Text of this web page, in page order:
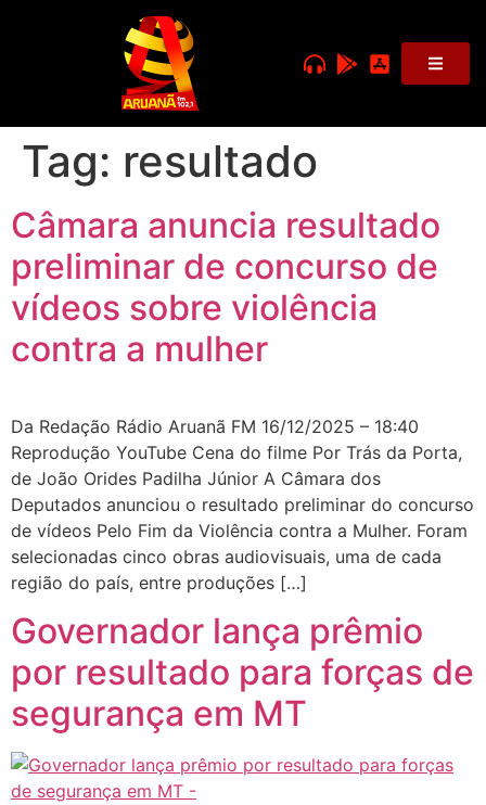
Tag: resultado
Câmara anuncia resultado
preliminar de concurso de
vídeos sobre violência
contra a mulher
Da Redação Rádio Aruanã FM 16/12/2025 – 18:40
Reprodução YouTube Cena do filme Por Trás da Porta,
de João Orides Padilha Júnior A Câmara dos
Deputados anunciou o resultado preliminar do concurso
de vídeos Pelo Fim da Violência contra a Mulher. Foram
selecionadas cinco obras audiovisuais, uma de cada
região do país, entre produções […]
Governador lança prêmio
por resultado para forças de
segurança em MT